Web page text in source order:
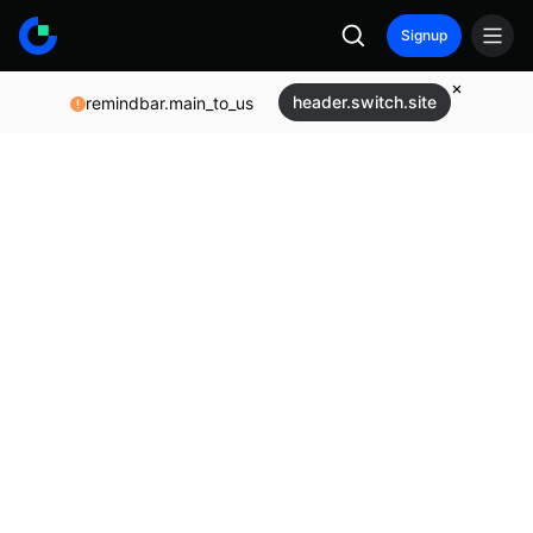
Signup
remindbar.main_to_us header.switch.site